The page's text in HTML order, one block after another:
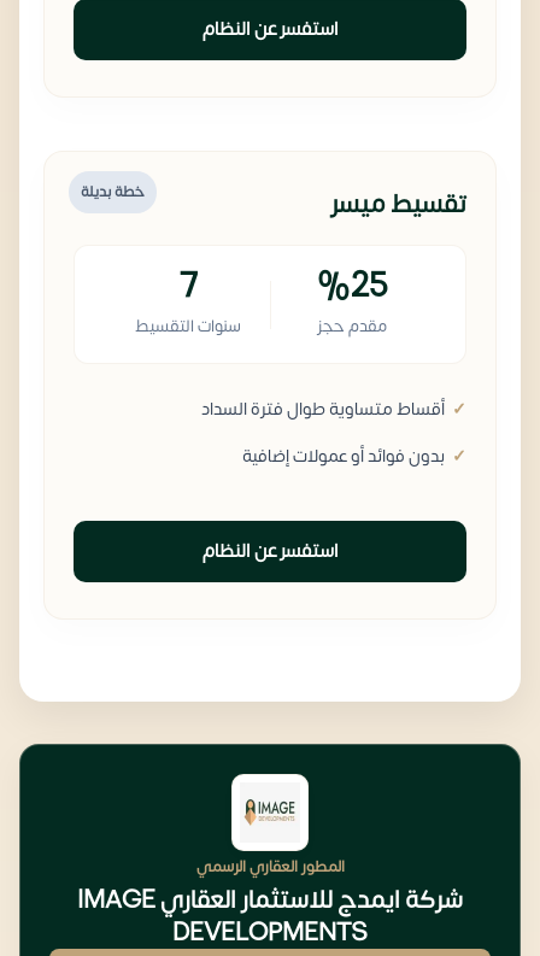
استفسر عن النظام
خطة بديلة تقسيط ميسر
%25
مقدم حجز
7
سنوات التقسيط
أقساط متساوية طوال فترة السداد
بدون فوائد أو عمولات إضافية
استفسر عن النظام
المطور العقاري الرسمي
شركة ايمدج للاستثمار العقاري IMAGE
DEVELOPMENTS